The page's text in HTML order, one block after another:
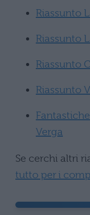
Riassunto
Riassunto
Riassunto
Riassunto
Verga
Se cerchi altri
tutto per i